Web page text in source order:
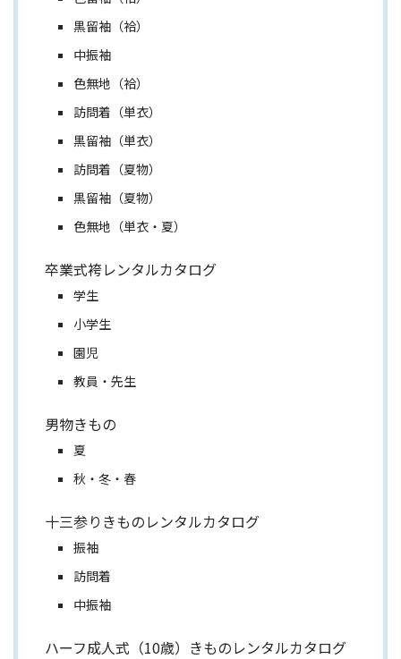
黒留袖（袷）
中振袖
色無地（袷）
訪問着（単衣）
黒留袖（単衣）
訪問着（夏物）
黒留袖（夏物）
色無地（単衣・夏）
卒業式袴レンタルカタログ
学生
小学生
園児
教員・先生
男物きもの
夏
秋・冬・春
十三参りきものレンタルカタログ
振袖
訪問着
中振袖
ハーフ成人式（10歳）きものレンタルカタログ